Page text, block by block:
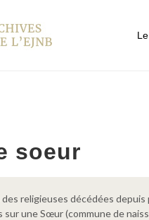
soeur
religieuses décédées depuis
sur une Sœur (commune de